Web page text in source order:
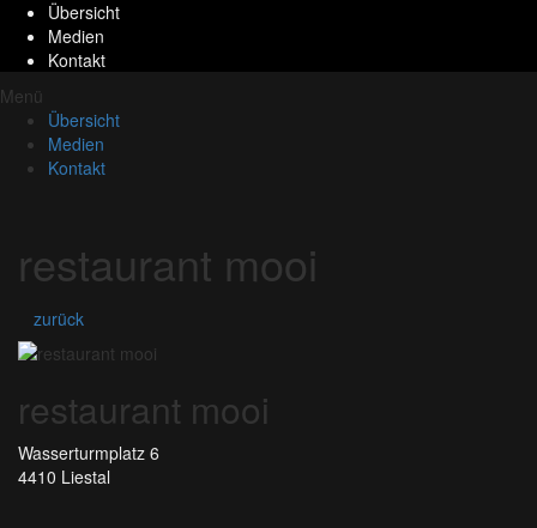
Übersicht
Medien
Kontakt
Menü
Übersicht
Medien
Kontakt
restaurant mooi
zurück
restaurant mooi
Wasserturmplatz 6
4410 Liestal